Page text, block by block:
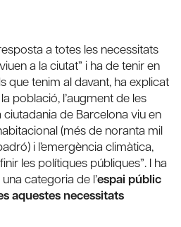
a totes les necessitats
a la ciutat” i ha de tenir en
que tenim al davant, ha explicat
població, l’augment de les
ciutadania de Barcelona viu en
(més de noranta mil
i l’emergència climàtica,
les polítiques públiques”. I ha
categoria de l’espai públic
aquestes necessitats